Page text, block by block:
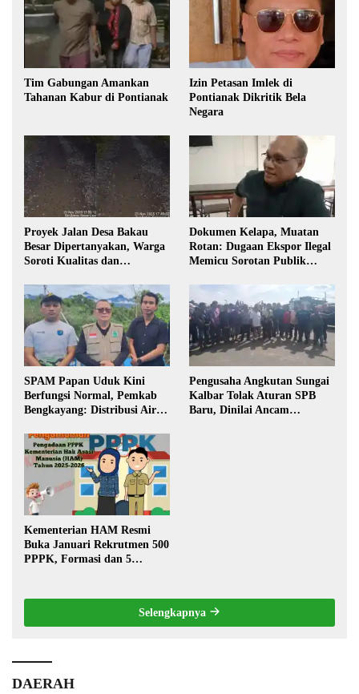
Tim Gabungan Amankan
Tahanan Kabur di Pontianak
Izin Petasan Imlek di
Pontianak Dikritik Bela
Negara
Proyek Jalan Desa Bakau
Besar Dipertanyakan, Warga
Soroti Kualitas dan
Pembangunan
Dokumen Kelapa, Muatan
Rotan: Dugaan Ekspor Ilegal
Memicu Sorotan Publik
SPAM Papan Uduk Kini
Berfungsi Normal, Pemkab
Bengkayang: Distribusi Air
Warga
Pengusaha Angkutan Sungai
Kalbar Tolak Aturan SPB
Baru, Dinilai Ancam
Kementerian HAM Resmi
Buka Januari Rekrutmen 500
PPPK, Formasi dan 5
Selengkapnya
DAERAH